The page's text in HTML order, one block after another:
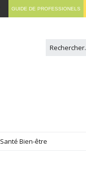
Santé Bien-être
GUIDE DE PROFESSIONELS